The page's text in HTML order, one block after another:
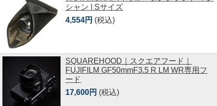
シャン | Sサイズ
4,554円 (税込)
SQUAREHOOD｜スクエアフード｜
FUJIFILM GF50mmF3.5 R LM WR専用フ
ード
17,600円 (税込)